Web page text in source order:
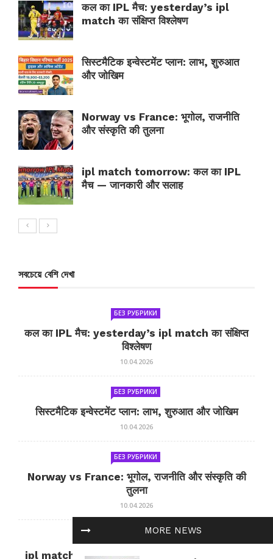
MORE NEWS
कल का IPL मैच: yesterday’s ipl
match का संक्षिप्त विश्लेषण
सिस्टमैटिक इन्वेस्टमेंट प्लान: लाभ, शुरुआत
और जोखिम
Norway vs France: भूगोल, राजनीति
और संस्कृति की तुलना
ipl match tomorrow: कल का IPL
मैच — जानकारी और सलाह
সবচেয়ে বেশি দেখা
БЕЗ РУБРИКИ
कल का IPL मैच: yesterday’s ipl match का संक्षिप्त
विश्लेषण
10.04.2026
БЕЗ РУБРИКИ
सिस्टमैटिक इन्वेस्टमेंट प्लान: लाभ, शुरुआत और जोखिम
10.04.2026
БЕЗ РУБРИКИ
Norway vs France: भूगोल, राजनीति और संस्कृति की
तुलना
10.04.2026
БЕЗ РУБРИКИ
ipl match tomorrow: कल का IPL मैच — जानकारी